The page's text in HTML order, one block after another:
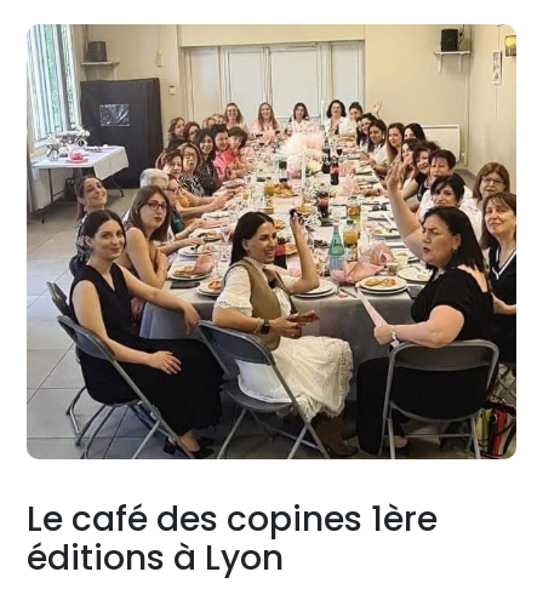
Le café des copines 1ère
éditions à Lyon